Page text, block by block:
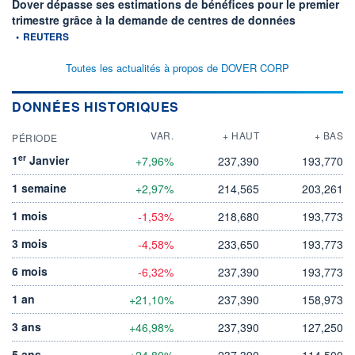
Dover dépasse ses estimations de bénéfices pour le premier
trimestre grâce à la demande de centres de données
• REUTERS
Toutes les actualités à propos de DOVER CORP
DONNÉES HISTORIQUES
PÉRIODE VAR. + HAUT + BAS
1er Janvier +7,96% 237,390
193,770
1 semaine
+2,97% 214,565
203,261
1 mois
-1,53% 218,680
193,773
3 mois
-4,58% 233,650
193,773
6 mois
-6,32% 237,390
193,773
1 an
+21,10% 237,390
158,973
3 ans
+46,98% 237,390
127,250